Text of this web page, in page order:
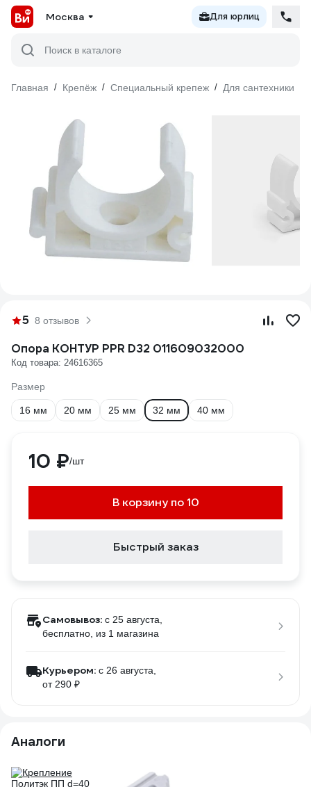
Москва Для юрлиц
Поиск в каталоге
Главная / Крепёж / Специальный крепеж / Для сантехники
5 8 отзывов
Опора КОНТУР PPR D32 011609032000
Код товара: 24616365
Размер
16 мм 20 мм 25 мм 32 мм 40 мм
10 ₽/шт
В корзину по 10
Быстрый заказ
Самовывоз: c 25 августа,
бесплатно , из 1 магазина
Курьером: c 26 августа,
от 290 ₽
Аналоги